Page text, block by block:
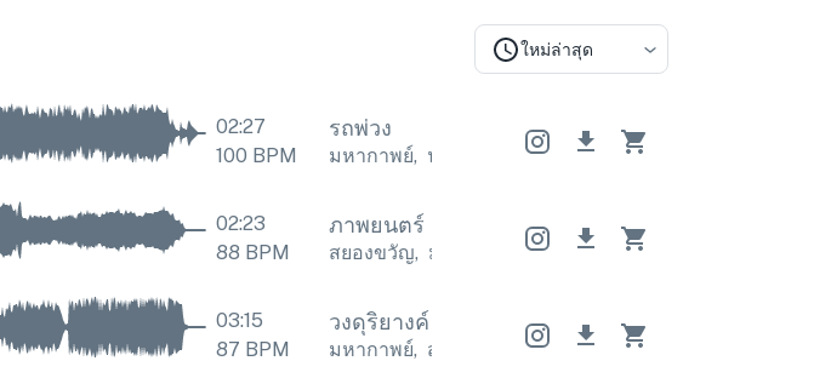
ใหม่ล่าสุด
02:27
100 BPM
รถพ่วง
มหากาพย์, น่าทึ่ง มหากาพย์ , น่าทึ่ง
02:23
88 BPM
ภาพยนตร์ ภาพยนตร์ ภาพยนตร์
สยองขวัญ, มหากาพย์ สยองขวัญ มหากาพย์
03:15
87 BPM
วงดุริยางค์ วงดุริยางค์ วงดุริยางค์
มหากาพย์, สร้างแรงบันดาลใจ มหากาพย์